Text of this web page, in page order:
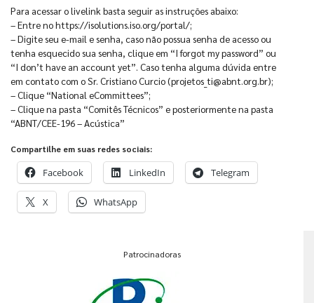
Para acessar o livelink basta seguir as instruções abaixo:
– Entre no https://isolutions.iso.org/portal/;
– Digite seu e-mail e senha, caso não possua senha de acesso ou
tenha esquecido sua senha, clique em “I forgot my password” ou
“I don’t have an account yet”. Caso tenha alguma dúvida entre
em contato com o Sr. Cristiano Curcio (projetos_ti@abnt.org.br);
– Clique “National eCommittees”;
– Clique na pasta “Comitês Técnicos” e posteriormente na pasta
“ABNT/CEE-196 – Acústica”
Compartilhe em suas redes sociais:
Facebook LinkedIn Telegram
X WhatsApp
Patrocinadoras